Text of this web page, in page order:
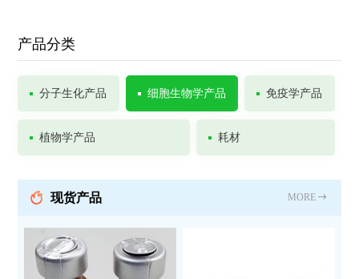
产品分类
分子生化产品 细胞生物学产品 免疫学产品
植物学产品 耗材
现货产品 MORE